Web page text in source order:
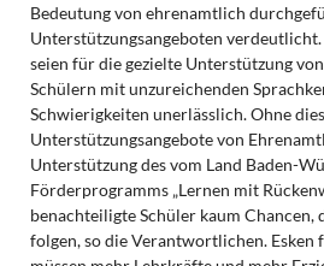
Bedeutung von ehrenamtlich
Unterstützungsangeboten
seien für die gezielte Unterstützung
Schülern mit unzureichenden
Schwierigkeiten unerlässlich. Ohne
Unterstützungsangebote von
Unterstützung des vom Land Baden-
Förderprogramms „Lernen mit
benachteiligte Schüler kaum Chancen,
folgen, so die Verantwortlichen. Esken